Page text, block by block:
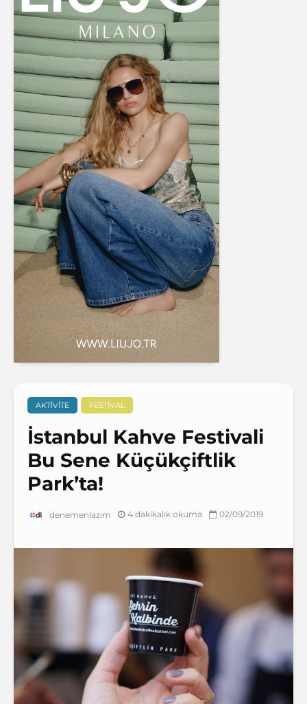
AKTIVITE FESTIVAL
İstanbul Kahve Festivali
Bu Sene Küçükçiftlik
Park’ta!
denemenlazım 4 dakikalık okuma 02/09/2019